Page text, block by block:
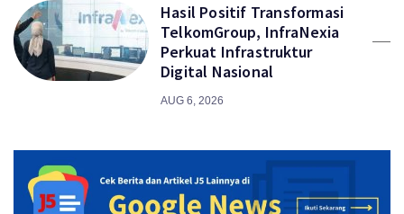
Hasil Positif Transformasi
TelkomGroup, InfraNexia
Perkuat Infrastruktur
Digital Nasional
AUG 6, 2026